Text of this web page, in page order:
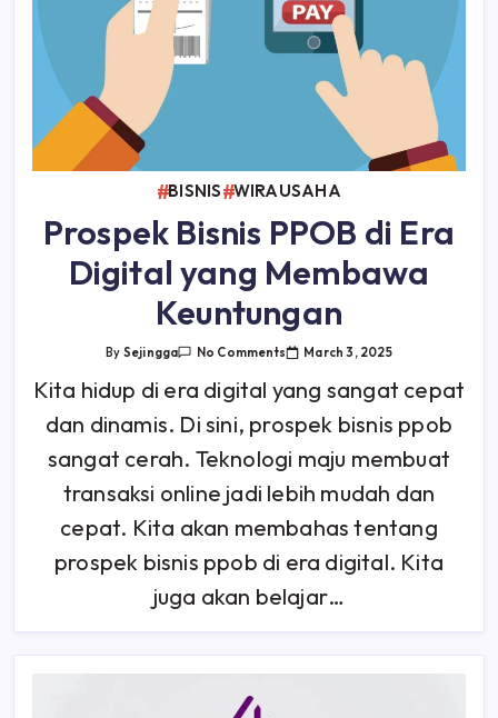
BISNIS WIRAUSAHA
Prospek Bisnis PPOB di Era
Digital yang Membawa
Keuntungan
By Sejingga No CommentsOn
PPOB
Era
Digital
Yang
Membawa
March 3, 2025
Kita hidup di era digital yang sangat cepat
dan dinamis. Di sini, prospek bisnis ppob
sangat cerah. Teknologi maju membuat
transaksi online jadi lebih mudah dan
cepat. Kita akan membahas tentang
prospek bisnis ppob di era digital. Kita
juga akan belajar…